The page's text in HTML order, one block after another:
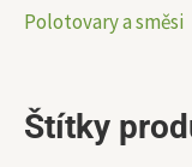
Polotovary a směsi
Štítky